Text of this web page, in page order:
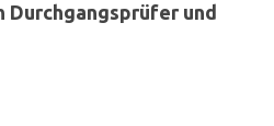
Durchgangsprüfer und